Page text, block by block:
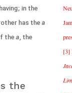
in the
has thea
thea, the
the
[3]